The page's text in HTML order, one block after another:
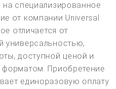
специализированное
от компании Universal
отличается от
универсальностью,
доступной ценой и
Приобретение
единоразовую оплату